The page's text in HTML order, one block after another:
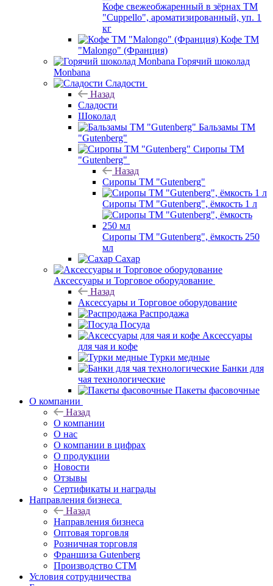
Кофе свежеобжаренный в зёрнах ТМ
"Cuppello", ароматизированный, уп. 1
кг
Кофе ТМ
"Malongo" (Франция)
Горячий шоколад
Monbana
Сладости
Назад
Сладости
Шоколад
Бальзамы ТМ
"Gutenberg"
Сиропы ТМ
"Gutenberg"
Назад
Сиропы ТМ "Gutenberg"
Сиропы ТМ "Gutenberg", ёмкость 1 л
Сиропы ТМ "Gutenberg", ёмкость 250
мл
Сахар
Аксессуары и Торговое оборудование
Назад
Аксессуары и Торговое оборудование
Распродажа
Посуда
Аксессуары
для чая и кофе
Турки медные
Банки для
чая технологические
Пакеты фасовочные
О компании
Назад
О компании
О нас
О компании в цифрах
О продукции
Новости
Отзывы
Сертификаты и награды
Направления бизнеса
Назад
Направления бизнеса
Оптовая торговля
Розничная торговля
Франшиза Gutenberg
Производство СТМ
Условия сотрудничества